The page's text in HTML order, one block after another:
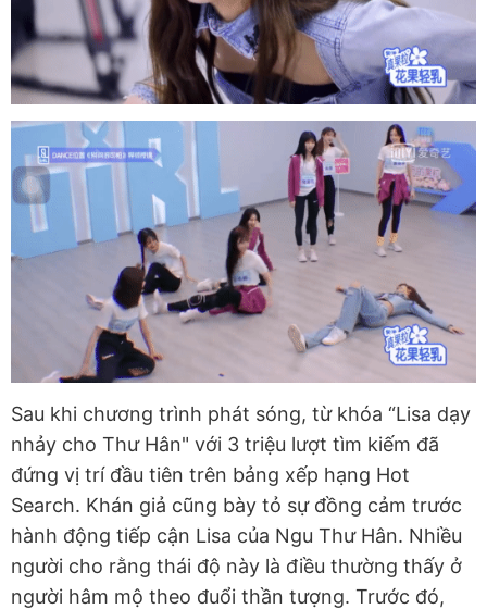
Sau khi chương trình phát sóng, từ khóa “Lisa dạy
nhảy cho Thư Hân" với 3 triệu lượt tìm kiếm đã
đứng vị trí đầu tiên trên bảng xếp hạng Hot
Search. Khán giả cũng bày tỏ sự đồng cảm trước
hành động tiếp cận Lisa của Ngu Thư Hân. Nhiều
người cho rằng thái độ này là điều thường thấy ở
người hâm mộ theo đuổi thần tượng. Trước đó,